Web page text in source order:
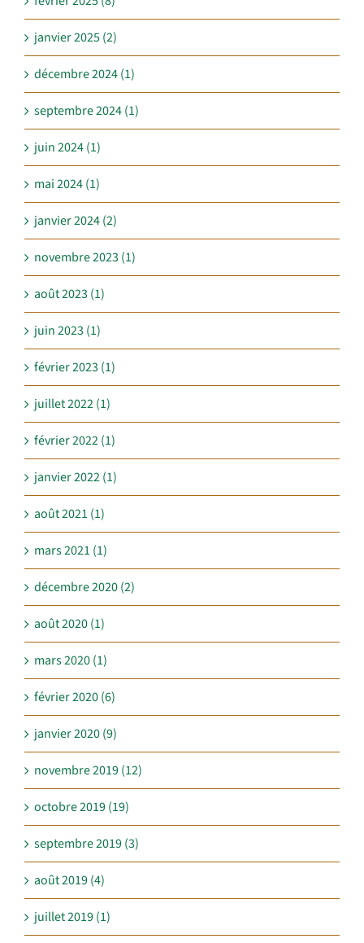
janvier 2025 (2)
décembre 2024 (1)
septembre 2024 (1)
juin 2024 (1)
mai 2024 (1)
janvier 2024 (2)
novembre 2023 (1)
août 2023 (1)
juin 2023 (1)
février 2023 (1)
juillet 2022 (1)
février 2022 (1)
janvier 2022 (1)
août 2021 (1)
mars 2021 (1)
décembre 2020 (2)
août 2020 (1)
mars 2020 (1)
février 2020 (6)
janvier 2020 (9)
novembre 2019 (12)
octobre 2019 (19)
septembre 2019 (3)
août 2019 (4)
juillet 2019 (1)